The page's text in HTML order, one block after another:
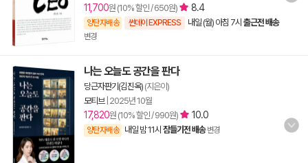
11,700원 (10% 할인 / 650원) 8.4
양탄자배송 썬데이 EXPRESS 내일 (월) 아침 7시 출근전 배송
변경
나는 오늘도 공간을 판다
당근자판기(김진옥) (지은이)
모티브| 2025년 10월
17,820원 (10% 할인 / 990원) 10.0
양탄자배송 내일 밤 11시 잠들기전 배송 변경